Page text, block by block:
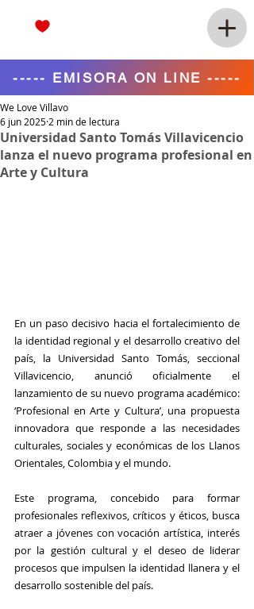
----- EMISORA ON LINE -----
Universidad Santo Tomás Villavicencio
lanza el nuevo programa profesional en
Arte y Cultura
We Love Villavo
6 jun 2025 2 min de lectura
En un paso decisivo hacia el fortalecimiento de
la identidad regional y el desarrollo creativo del
país, la Universidad Santo Tomás, seccional
Villavicencio, anunció oficialmente el
lanzamiento de su nuevo programa académico:
‘Profesional en Arte y Cultura’, una propuesta
innovadora que responde a las necesidades
culturales, sociales y económicas de los Llanos
Orientales, Colombia y el mundo.
Este programa, concebido para formar
profesionales reflexivos, críticos y éticos, busca
atraer a jóvenes con vocación artística, interés
por la gestión cultural y el deseo de liderar
procesos que impulsen la identidad llanera y el
desarrollo sostenible del país.